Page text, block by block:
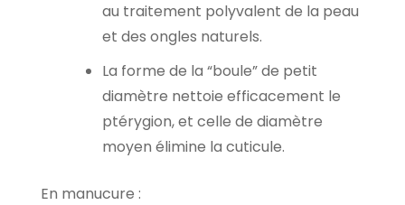
au traitement polyvalent de la peau
et des ongles naturels.
La forme de la “boule” de petit
diamètre nettoie efficacement le
ptérygion, et celle de diamètre
moyen élimine la cuticule.
En manucure :